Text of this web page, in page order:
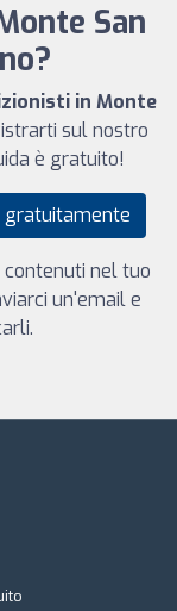
San
in Monte
sul nostro
è gratuito!
gratuitamente
nel tuo
un'email e